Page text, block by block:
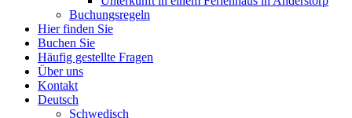
Buchungsregeln
Hier finden Sie
Buchen Sie
Häufig gestellte Fragen
Über uns
Kontakt
Deutsch
Schwedisch